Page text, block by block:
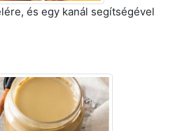
és egy kanál segítségével